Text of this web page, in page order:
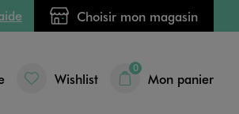
Choisir mon magasin
Wishlist
0
Mon panier